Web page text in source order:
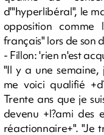
d'"hyperlibéral", le
opposition
français" lors de son
- Fillon: 'rien n'est
"Il y a une semaine,
me voici qualifié
Trente ans que je
devenu +l?ami des
réactionnaire+". "Je